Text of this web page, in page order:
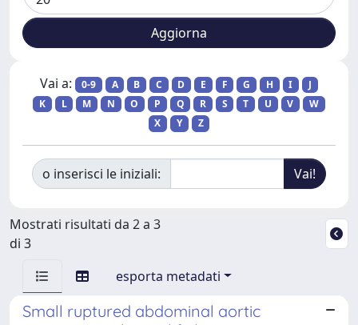
Vai a: 0-9 A B C D E F G H I
J
K
L M N O P Q R S T U V
W
X
Y Z
o inserisci le iniziali:
Mostrati risultati da 2 a 3
di 3
esporta metadati
Small ruptured abdominal aortic